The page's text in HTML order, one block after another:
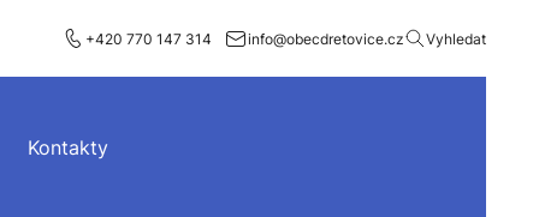
+420 770 147 314 info@obecdretovice.cz Vyhledat
Kontakty